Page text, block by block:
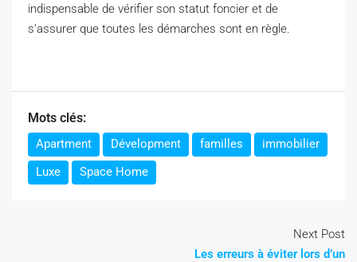
indispensable de vérifier son statut foncier et de
s’assurer que toutes les démarches sont en règle.
Mots clés:
Apartment Dévelopment familles
immobilier
Luxe
Space Home
Next Post
Les erreurs à éviter lors d’un